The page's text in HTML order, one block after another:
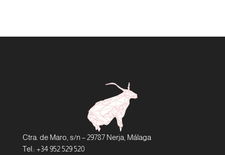
Ctra. de Maro, s/n – 29787 Nerja, Málaga
Tel.: +34 952 529 520